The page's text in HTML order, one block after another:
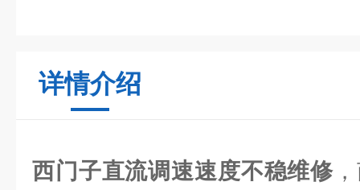
详情介绍
西门子直流调速速度不稳维修 ，